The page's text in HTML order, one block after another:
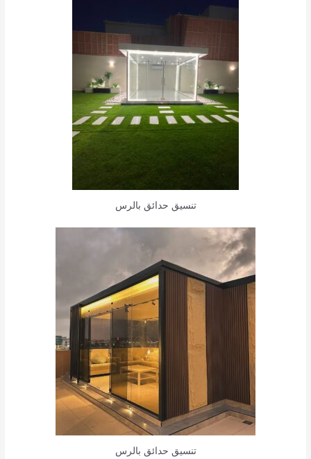
تنسيق حدائق بالرس
تنسيق حدائق بالرس